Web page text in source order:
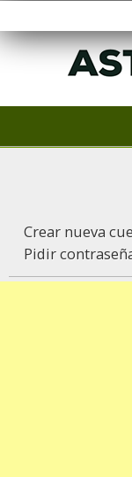
Crear nueva
Pidir